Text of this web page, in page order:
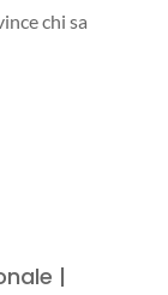
chi sa
|